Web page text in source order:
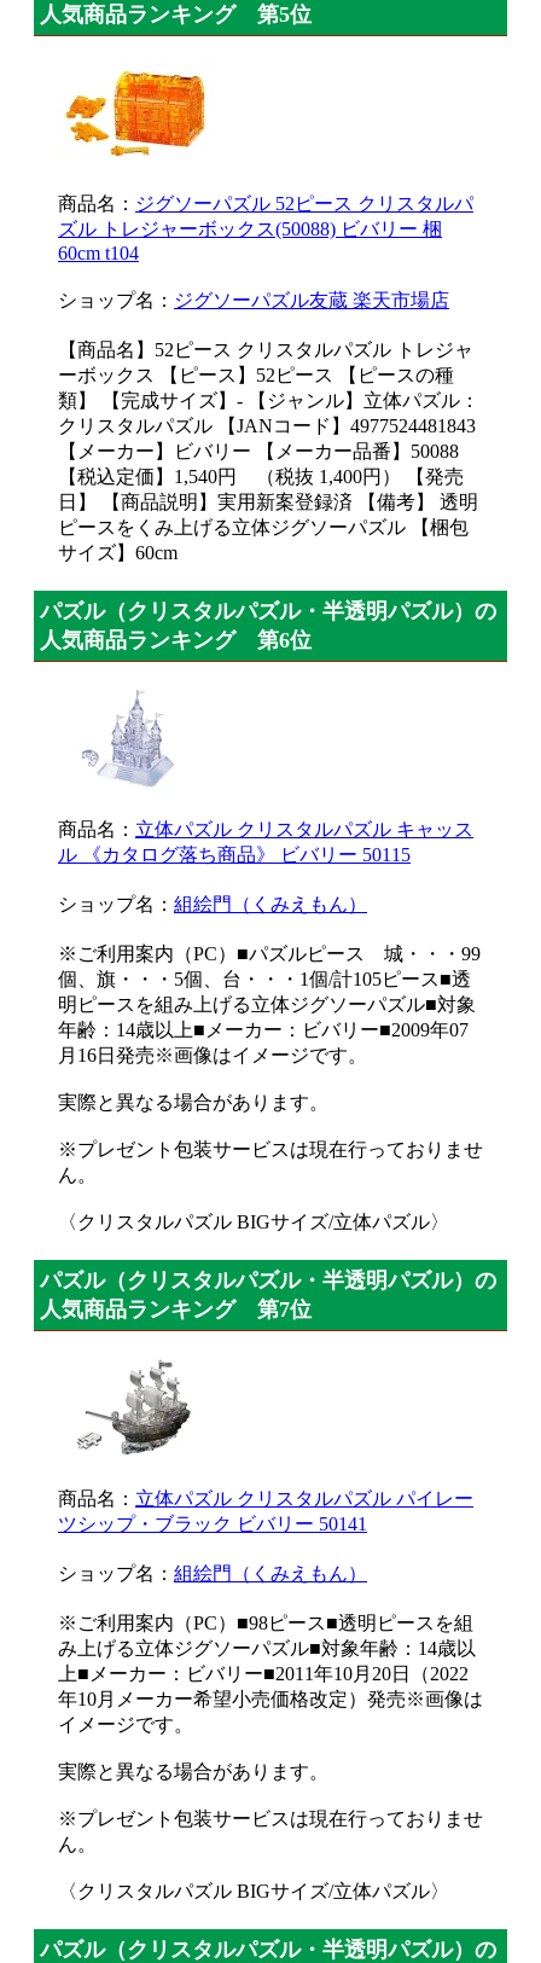
人気商品ランキング 第5位
商品名： ジグソーパズル 52ピース クリスタルパ
ズル トレジャーボックス(50088) ビバリー 梱
60cm t104
ショップ名： ジグソーパズル友蔵 楽天市場店
【商品名】52ピース クリスタルパズル トレジャ
ーボックス 【ピース】52ピース 【ピースの種
類】 【完成サイズ】- 【ジャンル】立体パズル：
クリスタルパズル 【JANコード】4977524481843
【メーカー】ビバリー 【メーカー品番】50088
【税込定価】1,540円 （税抜 1,400円） 【発売
日】 【商品説明】実用新案登録済 【備考】 透明
ピースをくみ上げる立体ジグソーパズル 【梱包
サイズ】60cm
パズル（クリスタルパズル・半透明パズル）の
人気商品ランキング 第6位
商品名： 立体パズル クリスタルパズル キャッス
ル 《カタログ落ち商品》 ビバリー 50115
ショップ名： 組絵門（くみえもん）
※ご利用案内（PC）■パズルピース 城・・・99
個、旗・・・5個、台・・・1個/計105ピース■透
明ピースを組み上げる立体ジグソーパズル■対象
年齢：14歳以上■メーカー：ビバリー■2009年07
月16日発売※画像はイメージです。
実際と異なる場合があります。
※プレゼント包装サービスは現在行っておりませ
ん。
〈クリスタルパズル BIGサイズ/立体パズル〉
パズル（クリスタルパズル・半透明パズル）の
人気商品ランキング 第7位
商品名： 立体パズル クリスタルパズル パイレー
ツシップ・ブラック ビバリー 50141
ショップ名： 組絵門（くみえもん）
※ご利用案内（PC）■98ピース■透明ピースを組
み上げる立体ジグソーパズル■対象年齢：14歳以
上■メーカー：ビバリー■2011年10月20日（2022
年10月メーカー希望小売価格改定）発売※画像は
イメージです。
実際と異なる場合があります。
※プレゼント包装サービスは現在行っておりませ
ん。
〈クリスタルパズル BIGサイズ/立体パズル〉
パズル（クリスタルパズル・半透明パズル）の